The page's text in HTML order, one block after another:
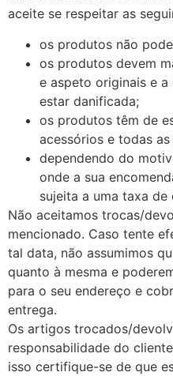
aceite se respeitar as
os produtos não
os produtos devem
e aspeto originais e a
estar danificada;
os produtos têm de
acessórios e todas
dependendo do
onde a sua
sujeita a uma taxa de
Não aceitamos trocas/
mencionado. Caso tente
tal data, não assumimos
quanto à mesma e
para o seu endereço e
entrega.
Os artigos trocados/
responsabilidade do
isso certifique-se de que